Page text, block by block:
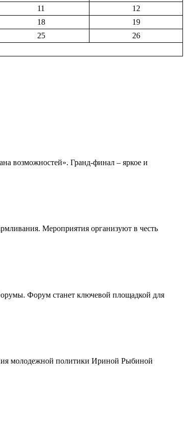
11
12
18
19
25
26
возможностей». Гранд-финал – яркое и
Мероприятия организуют в честь
Форум станет ключевой площадкой для
молодежной политики Ириной Рыбиной